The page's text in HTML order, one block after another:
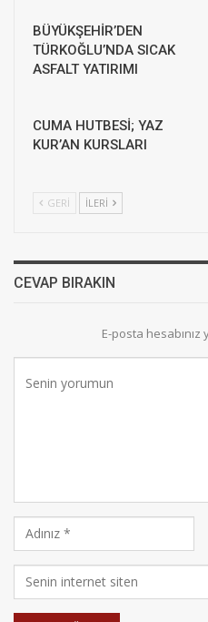
BÜYÜKŞEHİR’DEN
TÜRKOĞLU’NDA SICAK
ASFALT YATIRIMI
CUMA HUTBESİ; YAZ
KUR’AN KURSLARI
GERI İLERI
CEVAP BIRAKIN
E-posta hesabınız